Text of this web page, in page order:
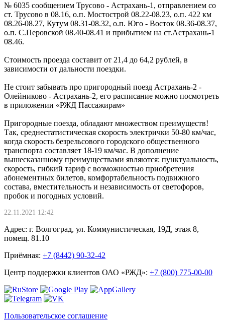
№ 6035 сообщением Трусово - Астрахань-1, отправлением со
ст. Трусово в 08.16, о.п. Мостострой 08.22-08.23, о.п. 422 км
08.26-08.27, Кутум 08.31-08.32, о.п. Юго - Восток 08.36-08.37,
о.п. С.Перовской 08.40-08.41 и прибытием на ст.Астрахань-1
08.46.
Стоимость проезда составит от 21,4 до 64,2 рублей, в
зависимости от дальности поездки.
Не стоит забывать про пригородный поезд Астрахань-2 -
Олейниково - Астрахань-2, его расписание можно посмотреть
в приложении «РЖД Пассажирам»
Пригородные поезда, обладают множеством преимуществ!
Так, среднестатистическая скорость электрички 50-80 км/час,
когда скорость безрельсового городского общественного
транспорта составляет 18-19 км/час. В дополнение
вышесказанному преимуществами являются: пунктуальность,
скорость, гибкий тариф с возможностью приобретения
абонементных билетов, комфортабельность подвижного
состава, вместительность и независимость от светофоров,
пробок и погодных условий.
22.11.2021 12:42
Адрес: г. Волгоград, ул. Коммунистическая, 19Д, этаж 8,
помещ. 81.10
Приёмная: +7 (8442) 90-32-42
Центр поддержки клиентов ОАО «РЖД»: +7 (800) 775-00-00
Пользовательское соглашение